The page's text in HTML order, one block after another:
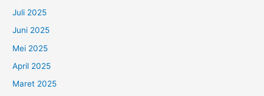
Juli 2025
Juni 2025
Mei 2025
April 2025
Maret 2025